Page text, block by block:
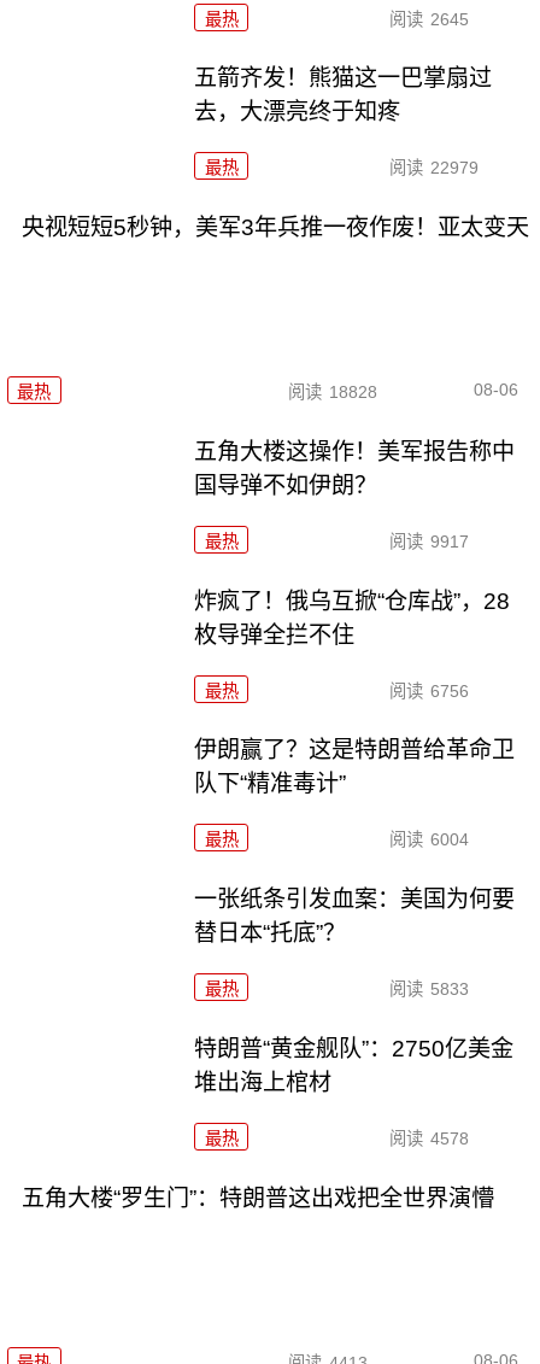
最热 阅读 2645
五箭齐发！熊猫这一巴掌扇过
去，大漂亮终于知疼
最热 阅读 22979
央视短短5秒钟，美军3年兵推一夜作废！亚太变天
最热 阅读 18828 08-06
五角大楼这操作！美军报告称中
国导弹不如伊朗？
最热 阅读 9917
炸疯了！俄乌互掀“仓库战”，28
枚导弹全拦不住
最热 阅读 6756
伊朗赢了？这是特朗普给革命卫
队下“精准毒计”
最热 阅读 6004
一张纸条引发血案：美国为何要
替日本“托底”？
最热 阅读 5833
特朗普“黄金舰队”：2750亿美金
堆出海上棺材
最热 阅读 4578
五角大楼“罗生门”：特朗普这出戏把全世界演懵